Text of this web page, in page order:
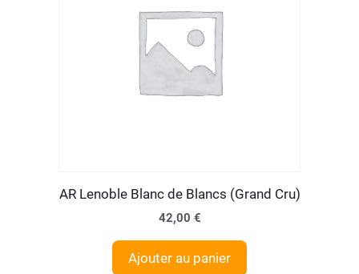
AR Lenoble Blanc de Blancs (Grand Cru)
42,00 €
Ajouter au panier